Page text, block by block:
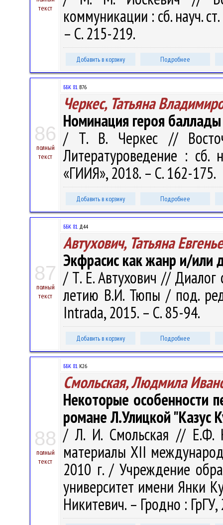
текст
коммуникации : сб. науч.
– С. 215-219.
Добавить в корзину Подробнее
86
полный
текст
ББК 81.В76
Черкес, Татьяна
Номинация героя
/ Т. В. Черкес //
Литературоведение :
«ГИИЯ», 2018. – С. 162-175.
Добавить в корзину Подробнее
87
полный
текст
ББК 81.Д44
Автухович, Татьяна
Экфрасис как жанр и/или
/ Т. Е. Автухович // Диалог
летию В.И. Тюпы / под.
Intrada, 2015. – С. 85-94.
Добавить в корзину Подробнее
88
полный
текст
ББК 81.К26
Смольская, Людмила
Некоторые особенности
романе Л.Улицкой "Казус
/ Л. И. Смольская // Е.Ф.
материалы ХII
2010 г. / Учреждение
университет имени Янки
Никитевич. – Гродно :